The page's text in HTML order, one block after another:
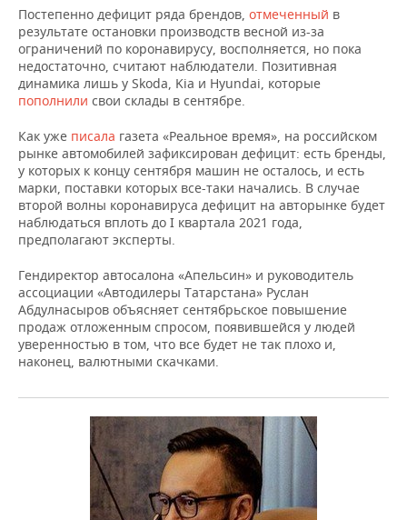
Toyota 66 169
394
-11%
Skoda 65 163
61
483
6%
48
ГАЗ комм 31 747
42
422
-25%
4
УАЗ 21 618
26
-18%
Mitsubishi 19 618
28
840
-32%
Mazda 18 160
21
816
-17%
610
259
12 091
16
514
-27%
11 647
7
024
Постепенно дефицит ряда брендов, отмеченный в
результате остановки производств весной из-за
ограничений по коронавирусу, восполняется, но пока
недостаточно, считают наблюдатели. Позитивная
динамика лишь у Skoda, Kia и Hyundai, которые
пополнили свои склады в сентябре.
Как уже писала газета «Реальное время», на российском
рынке автомобилей зафиксирован дефицит: есть бренды,
у которых к концу сентября машин не осталось, и есть
марки, поставки которых все-таки начались. В случае
второй волны коронавируса дефицит на авторынке будет
наблюдаться вплоть до I квартала 2021 года,
предполагают эксперты.
Гендиректор автосалона «Апельсин» и руководитель
ассоциации «Автодилеры Татарстана» Руслан
Абдулнасыров объясняет сентябрьское повышение
продаж отложенным спросом, появившейся у людей
уверенностью в том, что все будет не так плохо и,
наконец, валютными скачками.